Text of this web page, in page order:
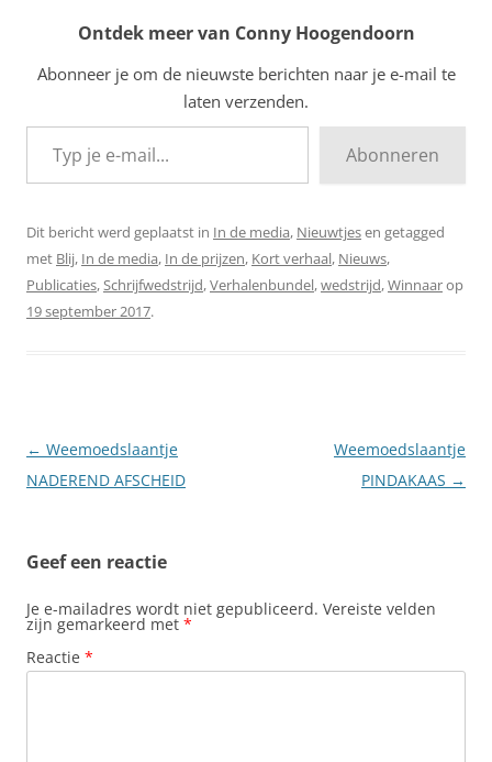
Ontdek meer van Conny Hoogendoorn
Abonneer je om de nieuwste berichten naar je e-mail te
laten verzenden.
Typ je e-mail...
Abonneren
Dit bericht werd geplaatst in In de media, Nieuwtjesen getagged
met Blij, In de media, In de prijzen, Kort verhaal, Nieuws,
Publicaties,Schrijfwedstrijd,Verhalenbundel,wedstrijd,Winnaarop
19 september 2017.
Berichtnavigatie
← Weemoedslaantje
NADEREND AFSCHEID
Weemoedslaantje
PINDAKAAS →
Geef een reactie
Je e-mailadres wordt niet gepubliceerd. Vereiste velden
zijn gemarkeerd met *
Reactie *